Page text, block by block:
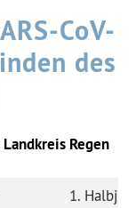
CoV-
des
Regen
1.